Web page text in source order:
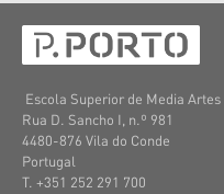
Escola Superior de Media Artes
Rua D. Sancho I, n.º 981
4480-876 Vila do Conde
Portugal
T. +351 252 291 700